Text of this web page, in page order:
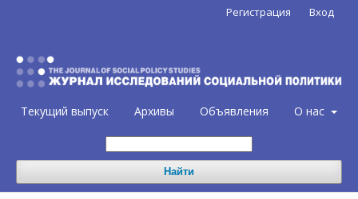
Текущий выпуск Архивы Объявления О нас
Найти
Регистрация Вход